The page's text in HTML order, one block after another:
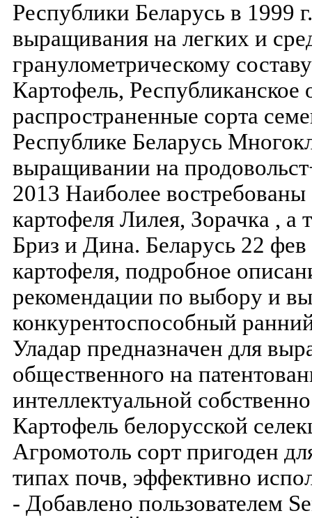
Республики Беларусь в 1999
выращивания на легких и
гранулометрическому
Картофель,
распространенные сорта
Республике Беларусь
выращивании на
2013 Наиболее востребованы
картофеля Лилея, Зорачка , а
Бриз и Дина. Беларусь 22
картофеля, подробное
рекомендации по выбору и
конкурентоспособный
Уладар предназначен для
общественного на
интеллектуальной
Картофель белорусской
Агромотоль сорт пригоден
типах почв, эффективно
- Добавлено пользователем